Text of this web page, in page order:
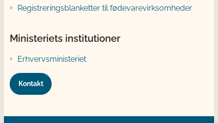
Registreringsblanketter til fødevarevirksomheder
Ministeriets institutioner
Erhvervsministeriet
Kontakt